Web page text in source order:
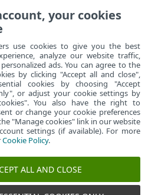
de ESET
de ESET
regional
your cookies
use cookies to give you the best
analyze our website traffic,
ads. You can agree to the
by clicking "Accept all and close",
cookies by choosing "Accept
or adjust your cookie settings by
You also have the right to
or change your cookie preferences
"Manage cookies" link in our website
settings (if available). For more
Cookie Policy.
ALL AND CLOSE